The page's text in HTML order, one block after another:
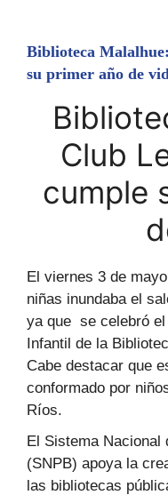
Biblioteca
su primer año de
Club
cumple
El viernes 3 de
niñas inundaba el
ya que se celebró
Infantil de la
Cabe destacar que
conformado por
Ríos.
El Sistema Nacional
(SNPB) apoya la
las bibliotecas